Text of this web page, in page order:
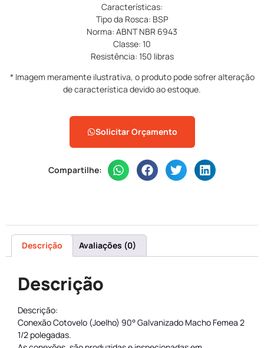
Características:
Tipo da Rosca: BSP
Norma: ABNT NBR 6943
Classe: 10
Resistência: 150 libras
* Imagem meramente ilustrativa, o produto pode sofrer alteração
de característica devido ao estoque.
Solicitar Orçamento
Compartilhe:
Descrição Avaliações (0)
Descrição
Descrição:
Conexão Cotovelo (Joelho) 90° Galvanizado Macho Femea 2
1/2 polegadas.